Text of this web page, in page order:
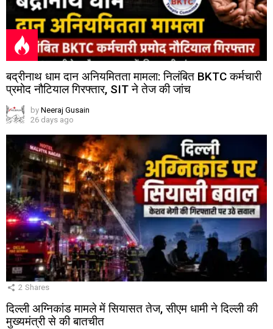
बद्रीनाथ धाम दान अनियमितता मामला: निलंबित BKTC कर्मचारी
प्रमोद नौटियाल गिरफ्तार, SIT ने तेज की जांच
by Neeraj Gusain
26 days ago
2 Shares
दिल्ली अग्निकांड मामले में सियासत तेज, सीएम धामी ने दिल्ली की
मुख्यमंत्री से की बातचीत